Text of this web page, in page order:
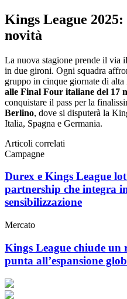
Kings League
novità
La nuova stagione prende il via
in due gironi. Ogni squadra
gruppo in cinque giornate di alta
alle Final Four italiane del 17
conquistare il pass per la
Berlino, dove si disputerà la
Italia, Spagna e Germania.
Articoli correlati
Campagne
Durex e Kings League
partnership che integra
sensibilizzazione
Mercato
Kings League chiude
punta all’espansione